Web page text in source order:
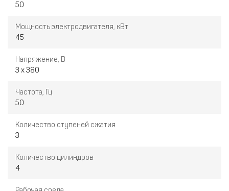
Электронная система управления
Щит управления для отдельного размещения
установлен на виброопорах
50
Мощность электродвигателя, кВт
45
Напряжение, В
3 x 380
Частота, Гц
50
Количество ступеней сжатия
3
Количество цилиндров
4